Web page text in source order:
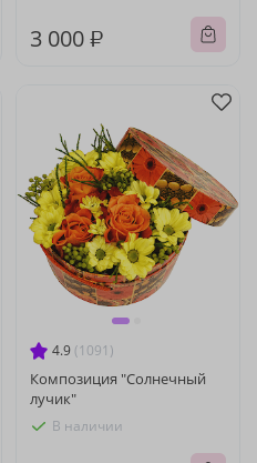
3 000 ₽
4.9 (1091)
Композиция "Солнечный
лучик"
В наличии